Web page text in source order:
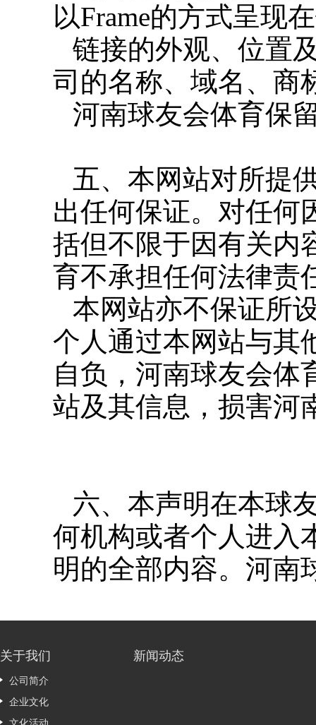
以Frame的方式呈现
链接的外观、位置
司的名称、域名、
河南球友会体育
五、本网站对所提
出任何保证。对任何
括但不限于因有关内
育不承担任何法律责
本网站亦不保证所
个人通过本网站与其
自负，河南球友会体
站及其信息，损害
六、本声明在本球
何机构或者个人进入
明的全部内容。河南
关于我们
公司简介
企业文化
新闻动态